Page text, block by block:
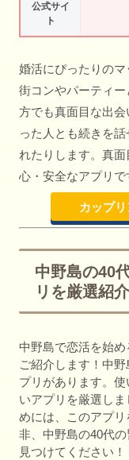
公式サイ
ト
婚活にぴったりのマ
街コンやパーティ
方でも真面目な出
った人とも続きを
れたりします。真
心・安全なアプリで
カップ
中野島の40
リを厳選紹介
中野島で恋活を始
ご紹介します！中
プリがあります。
いアプリを厳選し
めには、このアプ
非、中野島の40代
見つけてください！